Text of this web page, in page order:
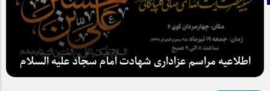
اطلاعیه مراسم عزاداری شهادت امام سجاد علیه السلام